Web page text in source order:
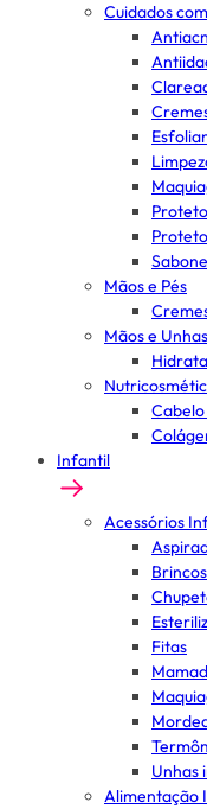
Cuidados
Mãos e Pés
Mãos e Unhas
Infantil
Acessórios
Fitas
Unhas
Alimentação